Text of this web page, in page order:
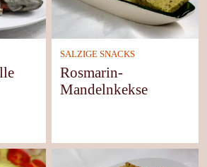
SALZIGE SNACKS
Rosmarin-
Mandelnkekse